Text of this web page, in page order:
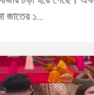
জাতের ১...